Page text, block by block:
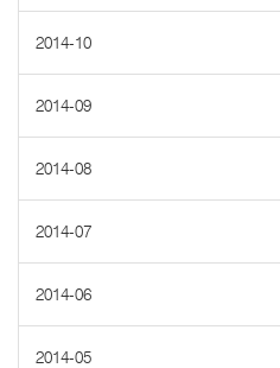
2014-10
2014-09
2014-08
2014-07
2014-06
2014-05